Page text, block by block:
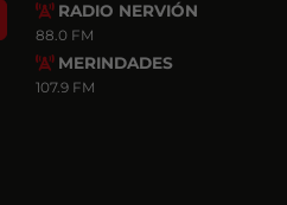
Search RADIO NERVIÓN
88.0 FM
MERINDADES
107.9 FM